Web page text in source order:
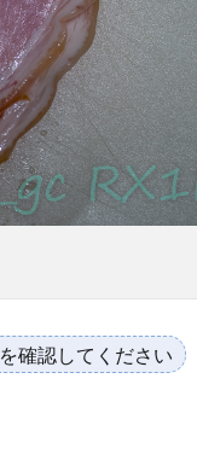
を確認してください